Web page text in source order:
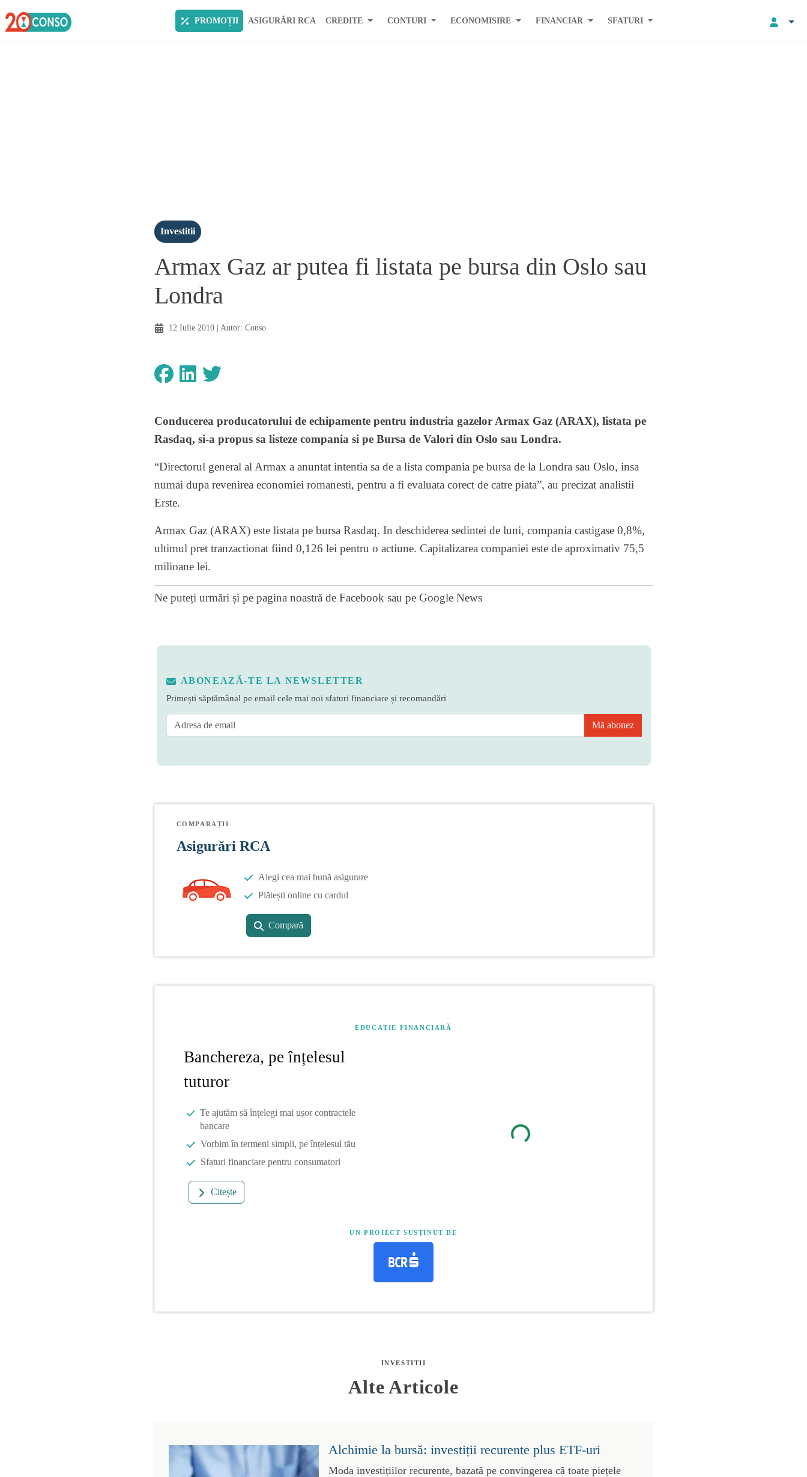
PROMOȚII ASIGURĂRI RCA CREDITE CONTURI ECONOMISIRE FINANCIAR SFATURI
Investitii
Armax Gaz ar putea fi listata pe bursa din Oslo sau
Londra
12 Iulie 2010| Autor: Conso
Conducerea producatorului de echipamente pentru industria gazelor Armax Gaz (ARAX), listata pe
Rasdaq, si-a propus sa listeze compania si pe Bursa de Valori din Oslo sau Londra.
“Directorul general al Armax a anuntat intentia sa de a lista compania pe bursa de la Londra sau Oslo, insa
numai dupa revenirea economiei romanesti, pentru a fi evaluata corect de catre piata”, au precizat analistii
Erste.
Armax Gaz (ARAX) este listata pe bursa Rasdaq. In deschiderea sedintei de luni, compania castigase 0,8%,
ultimul pret tranzactionat fiind 0,126 lei pentru o actiune. Capitalizarea companiei este de aproximativ 75,5
milioane lei.
Ne puteți urmări și pe pagina noastră de Facebook sau pe Google News
ABONEAZĂ-TE LA NEWSLETTER
Primești săptămânal pe email cele mai noi sfaturi financiare și recomandări
Mă abonez
COMPARAȚII
Asigurări RCA
Alegi cea mai bună asigurare
Plătești online cu cardul
Compară
EDUCAȚIE FINANCIARĂ
Banchereza, pe înțelesul
tuturor
Te ajutăm să înțelegi mai ușor contractele
bancare
Vorbim în termeni simpli, pe înțelesul tău
Sfaturi financiare pentru consumatori
Citește
UN PROIECT SUSȚINUT DE
INVESTITII
Alte Articole
Alchimie la bursă: investiții recurente plus ETF-uri
Moda investițiilor recurente, bazată pe convingerea că toate piețele